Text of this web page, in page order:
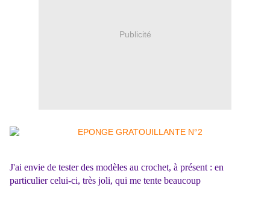
Publicité
J'ai envie de tester des modèles au crochet, à présent : en
particulier celui-ci, très joli, qui me tente beaucoup